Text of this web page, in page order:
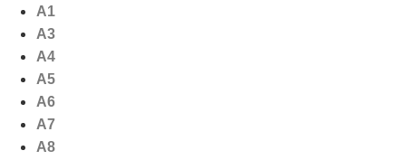
naar
inhoud
A1
A3
A4
A5
A6
A7
A8